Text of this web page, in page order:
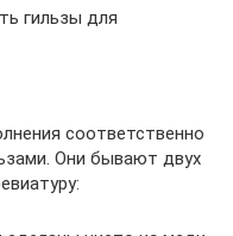
гильзы для
соответственно
Они бывают двух